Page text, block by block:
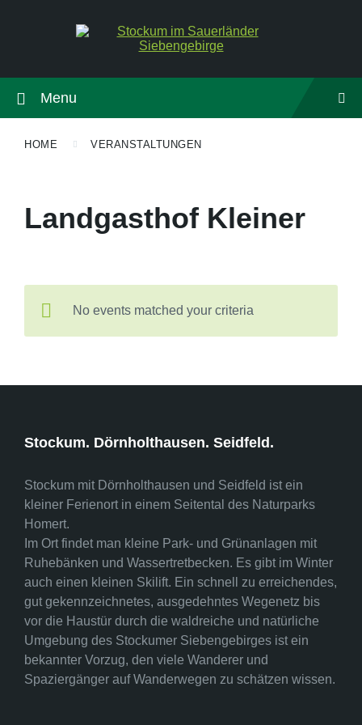
Menu
HOME VERANSTALTUNGEN
Landgasthof Kleiner
No events matched your criteria
Stockum. Dörnholthausen. Seidfeld.
Stockum mit Dörnholthausen und Seidfeld ist ein
kleiner Ferienort in einem Seitental des Naturparks
Homert.
Im Ort findet man kleine Park- und Grünanlagen mit
Ruhebänken und Wassertretbecken. Es gibt im Winter
auch einen kleinen Skilift. Ein schnell zu erreichendes,
gut gekennzeichnetes, ausgedehntes Wegenetz bis
vor die Haustür durch die waldreiche und natürliche
Umgebung des Stockumer Siebengebirges ist ein
bekannter Vorzug, den viele Wanderer und
Spaziergänger auf Wanderwegen zu schätzen wissen.